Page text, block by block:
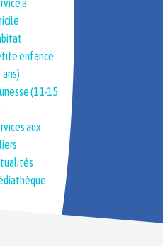
à
enfance
(11-15
aux